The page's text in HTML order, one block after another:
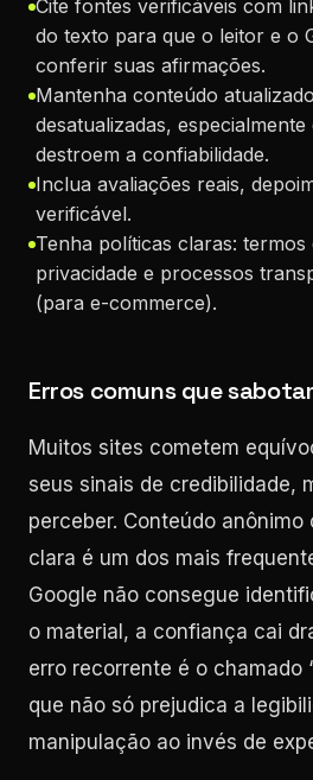
Cite fontes verificáveis com
do texto para que o leitor e o
conferir suas afirmações.
Mantenha conteúdo
desatualizadas,
destroem a confiabilidade.
Inclua avaliações reais,
verificável.
Tenha políticas claras:
privacidade e processos
(para e-commerce).
Erros comuns que
Muitos sites cometem
seus sinais de credibilidade,
perceber. Conteúdo anônimo
clara é um dos mais
Google não consegue
o material, a confiança cai
erro recorrente é o chamado
que não só prejudica a
manipulação ao invés de